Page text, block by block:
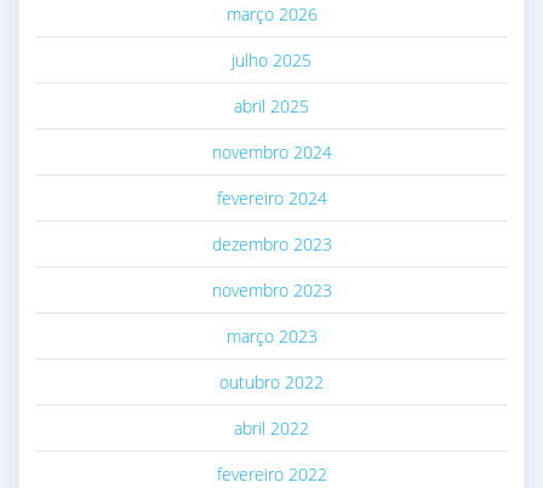
março 2026
julho 2025
abril 2025
novembro 2024
fevereiro 2024
dezembro 2023
novembro 2023
março 2023
outubro 2022
abril 2022
fevereiro 2022